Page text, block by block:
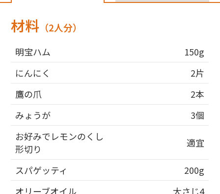
材料 （2人分）
明宝ハム
150g
にんにく
2片
鷹の爪
2本
みょうが
3個
お好みでレモンのくし
形切り
適宜
スパゲッティ
200g
オリーブオイル
大さじ4